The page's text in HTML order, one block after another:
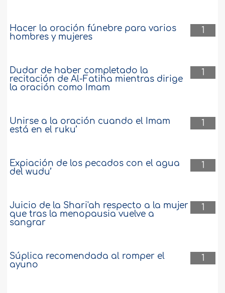
1
Hacer la oración fúnebre para varios
hombres y mujeres
1
Dudar de haber completado la
recitación de Al-Fatiha mientras dirige
la oración como Imam
1
Unirse a la oración cuando el Imam
está en el ruku’
1
Expiación de los pecados con el agua
del wudu’
1
Juicio de la Shari'ah respecto a la mujer
que tras la menopausia vuelve a
sangrar
1
Súplica recomendada al romper el
ayuno